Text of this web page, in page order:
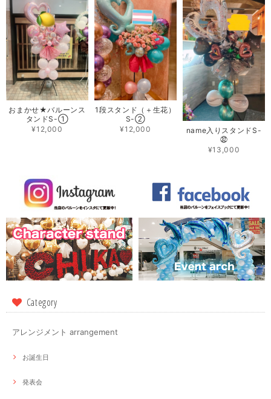
おまかせ★バルーンス
タンドS-①
¥12,000
1段スタンド（＋生花）
S-②
¥12,000
name入りスタンドS-
㉜
¥13,000
Category
アレンジメント arrangement
お誕生日
発表会